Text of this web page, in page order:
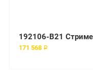
171 568 ₽